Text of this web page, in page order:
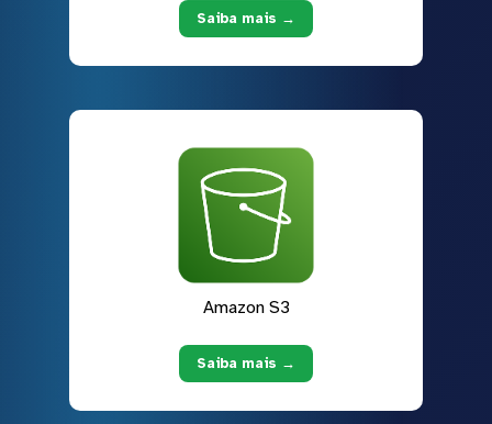
Saiba mais →
Amazon S3
Saiba mais →